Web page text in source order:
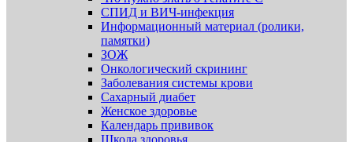
СПИД и ВИЧ-инфекция
Информационный материал (ролики,
памятки)
ЗОЖ
Онкологический скрининг
Заболевания системы крови
Сахарный диабет
Женское здоровье
Календарь прививок
Школа здоровья